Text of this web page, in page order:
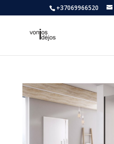
+37069966520